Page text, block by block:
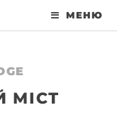
МЕНЮ
МІСТ